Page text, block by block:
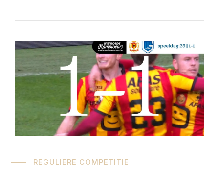
REGULIERE COMPETITIE